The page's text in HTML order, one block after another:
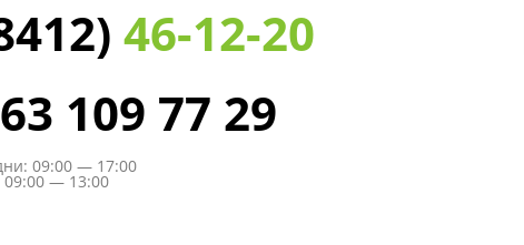
46-12-20
109 77 29
09:00 — 17:00
09:00 — 13:00